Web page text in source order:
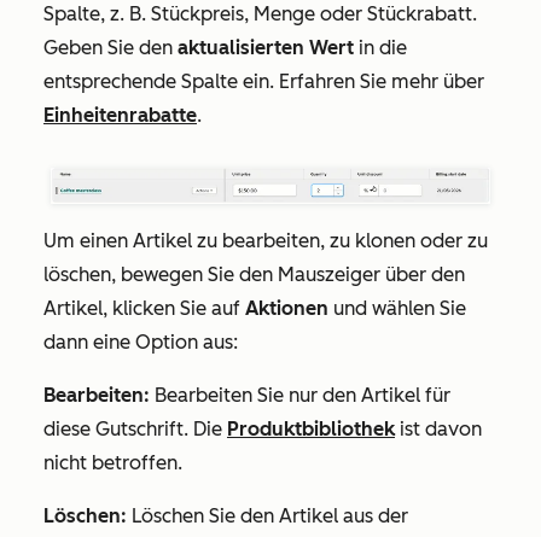
Spalte, z. B. Stückpreis, Menge oder Stückrabatt.
Geben Sie den aktualisierten Wert in die
entsprechende Spalte ein. Erfahren Sie mehr über
Einheitenrabatte.
Um einen Artikel zu bearbeiten, zu klonen oder zu
löschen, bewegen Sie den Mauszeiger über den
Artikel, klicken Sie auf Aktionen und wählen Sie
dann eine Option aus:
Bearbeiten: Bearbeiten Sie nur den Artikel für
diese Gutschrift. Die Produktbibliothekist davon
nicht betroffen.
Löschen: Löschen Sie den Artikel aus der